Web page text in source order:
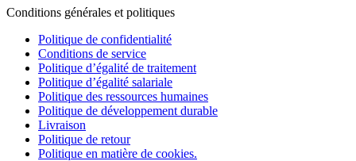
Conditions générales et politiques
Politique de confidentialité
Conditions de service
Politique d’égalité de traitement
Politique d’égalité salariale
Politique des ressources humaines
Politique de développement durable
Livraison
Politique de retour
Politique en matière de cookies.